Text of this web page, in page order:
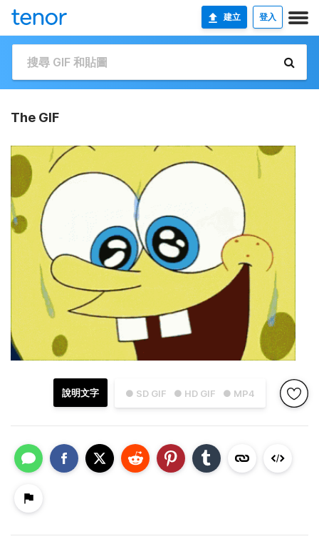
建立 登入
The GIF
● SD GIF ● HD GIF ● MP4
說明文字